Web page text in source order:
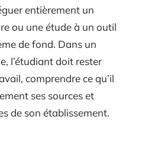
entièrement un
ou une étude à un outil
de fond. Dans un
l’étudiant doit rester
comprendre ce qu’il
ses sources et
de son établissement.